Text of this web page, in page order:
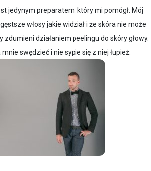
jedynym preparatem, który mi pomógł. Mój
włosy jakie widział i że skóra nie może
zdumieni działaniem peelingu do skóry głowy.
swędzieć i nie sypie się z niej łupież.